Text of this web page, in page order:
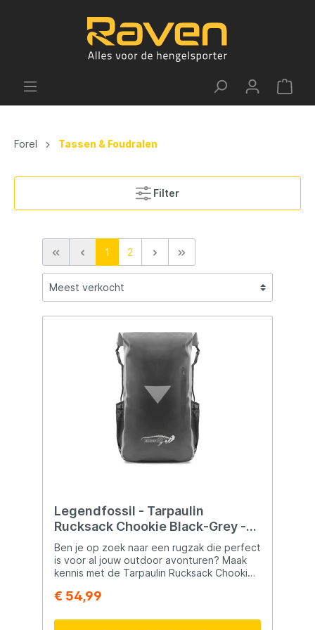
Forel Tassen & Foudralen
Filter
1 2
Legendfossil - Tarpaulin
Rucksack Chookie Black-Grey -
23L - Waterdicht - Rugzak -
Backpack - Rugtas - Zwart - Grijs
Ben je op zoek naar een rugzak die perfect
is voor al jouw outdoor avonturen? Maak
kennis met de Tarpaulin Rucksack Chookie
waterdichte PVC-materiaal,
waterdicht hoofdvak, zul je nooit meer last
€ 54,99